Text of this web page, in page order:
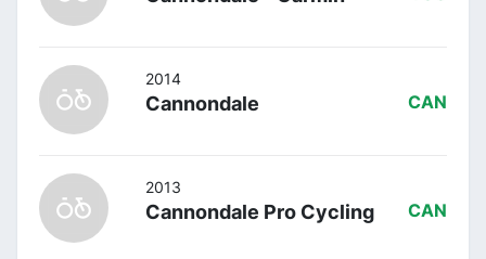
2014
Cannondale CAN
2013
Cannondale Pro Cycling CAN